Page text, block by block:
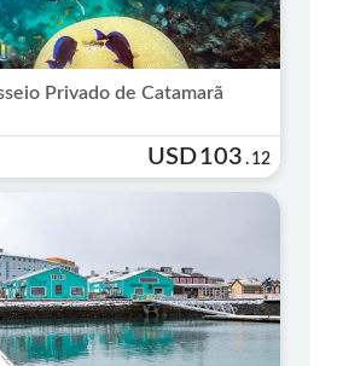
Privado de Catamarã
USD103 . 12